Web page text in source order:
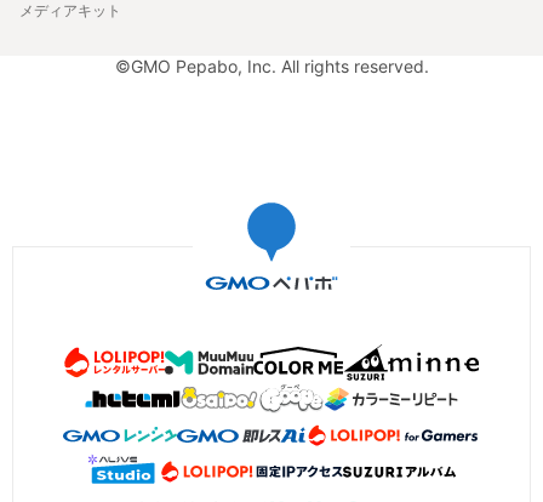
メディアキット
©GMO Pepabo, Inc. All rights reserved.